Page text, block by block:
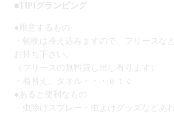
■TIPIグランピング
●用意するもの
・朝晩は冷え込みますので、フリースな
お持ち下さい。
（フリースの無料貸し出し有ります）
・着替え、タオル・・・ｅｔｃ
●あると便利なもの
・虫除けスプレー・虫よけグッズなどあ